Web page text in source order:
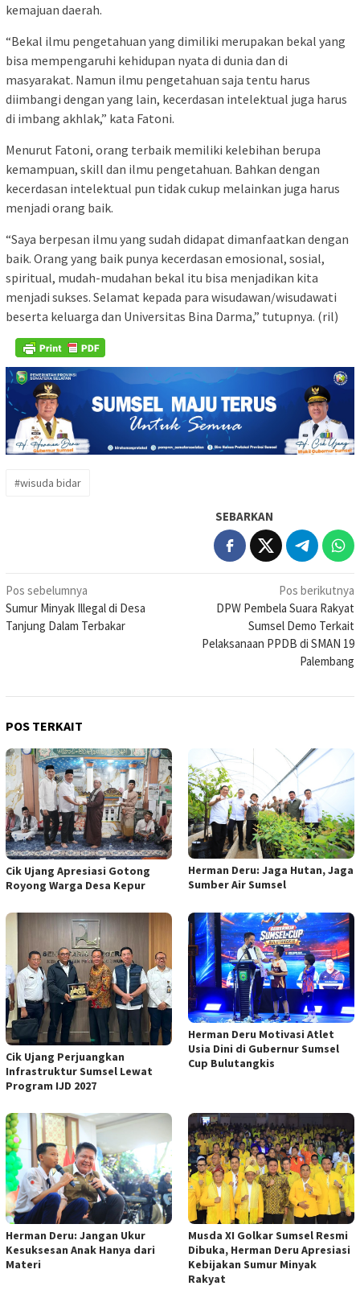
kemajuan daerah.
“Bekal ilmu pengetahuan yang dimiliki merupakan bekal yang
bisa mempengaruhi kehidupan nyata di dunia dan di
masyarakat. Namun ilmu pengetahuan saja tentu harus
diimbangi dengan yang lain, kecerdasan intelektual juga harus
di imbang akhlak,” kata Fatoni.
Menurut Fatoni, orang terbaik memiliki kelebihan berupa
kemampuan, skill dan ilmu pengetahuan. Bahkan dengan
kecerdasan intelektual pun tidak cukup melainkan juga harus
menjadi orang baik.
“Saya berpesan ilmu yang sudah didapat dimanfaatkan dengan
baik. Orang yang baik punya kecerdasan emosional, sosial,
spiritual, mudah-mudahan bekal itu bisa menjadikan kita
menjadi sukses. Selamat kepada para wisudawan/wisudawati
beserta keluarga dan Universitas Bina Darma,” tutupnya. (ril)
#wisuda bidar
SEBARKAN
Navigasi
pos
Pos sebelumnya
Sumur Minyak Illegal di Desa
Tanjung Dalam Terbakar
Pos berikutnya
DPW Pembela Suara Rakyat
Sumsel Demo Terkait
Pelaksanaan PPDB di SMAN 19
Palembang
POS TERKAIT
Cik Ujang Apresiasi Gotong
Royong Warga Desa Kepur
Herman Deru: Jaga Hutan, Jaga
Sumber Air Sumsel
Cik Ujang Perjuangkan
Infrastruktur Sumsel Lewat
Program IJD 2027
Herman Deru Motivasi Atlet
Usia Dini di Gubernur Sumsel
Cup Bulutangkis
Herman Deru: Jangan Ukur
Kesuksesan Anak Hanya dari
Materi
Musda XI Golkar Sumsel Resmi
Dibuka, Herman Deru Apresiasi
Kebijakan Sumur Minyak
Rakyat